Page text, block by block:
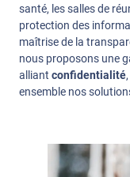
santé, les salles de
protection des
maîtrise de la
nous proposons une
alliant confidentialité,
ensemble nos